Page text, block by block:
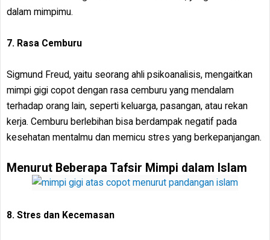
dalam mimpimu.
7. Rasa Cemburu
Sigmund Freud, yaitu seorang ahli psikoanalisis, mengaitkan
mimpi gigi copot dengan rasa cemburu yang mendalam
terhadap orang lain, seperti keluarga, pasangan, atau rekan
kerja. Cemburu berlebihan bisa berdampak negatif pada
kesehatan mentalmu dan memicu stres yang berkepanjangan.
Menurut Beberapa Tafsir Mimpi dalam Islam
8. Stres dan Kecemasan